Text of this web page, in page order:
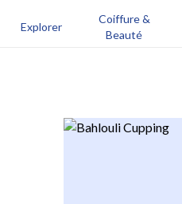
Explorer
Coiffure &
Beauté